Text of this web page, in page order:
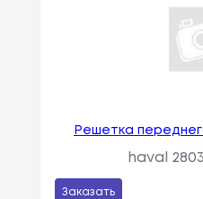
Решетка
haval
Заказать